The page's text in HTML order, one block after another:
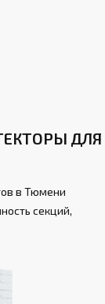
ДЛЯ
в Тюмени
секций,